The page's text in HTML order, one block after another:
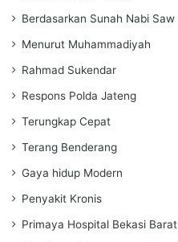
Berdasarkan Sunah Nabi Saw
Menurut Muhammadiyah
Rahmad Sukendar
Respons Polda Jateng
Terungkap Cepat
Terang Benderang
Gaya hidup Modern
Penyakit Kronis
Primaya Hospital Bekasi Barat